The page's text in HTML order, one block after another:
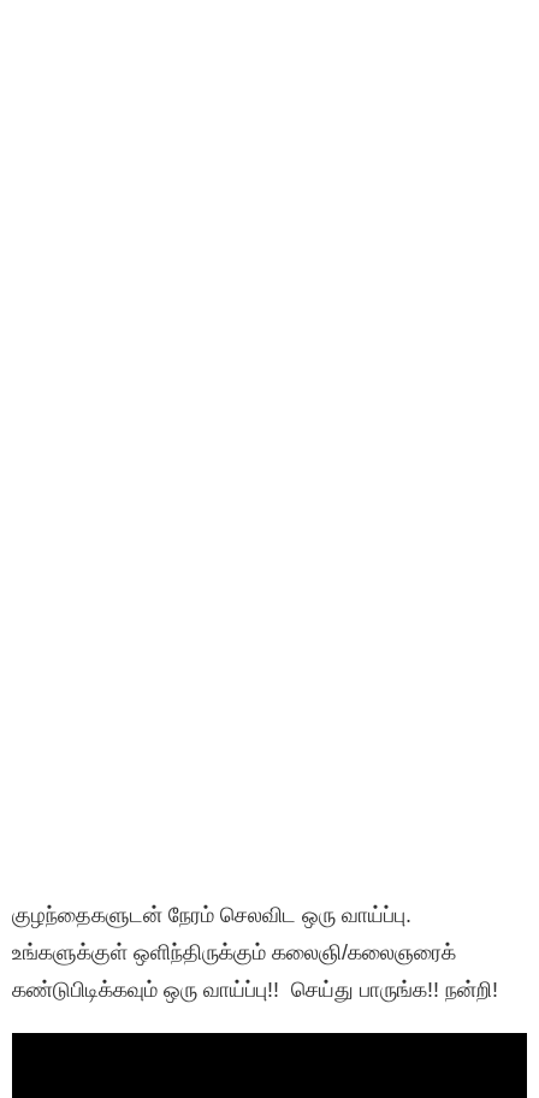
குழந்தைகளுடன் நேரம் செலவிட ஒரு வாய்ப்பு.
உங்களுக்குள் ஒளிந்திருக்கும் கலைஞி/கலைஞரைக்
கண்டுபிடிக்கவும் ஒரு வாய்ப்பு!! செய்து பாருங்க!! நன்றி!